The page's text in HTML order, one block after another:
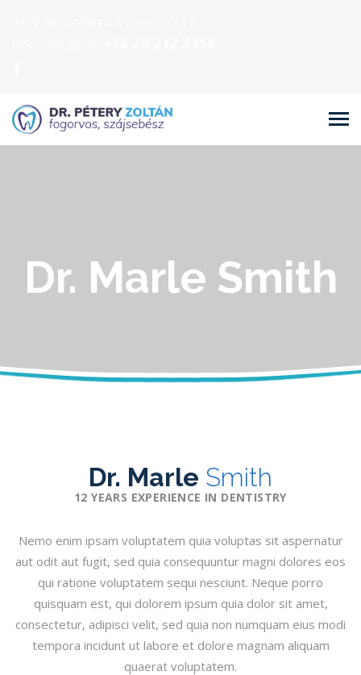
Dr. Marle Smith
Dr. Marle Smith
12 YEARS EXPERIENCE IN DENTISTRY
Nemo enim ipsam voluptatem quia voluptas sit aspernatur
aut odit aut fugit, sed quia consequuntur magni dolores eos
qui ratione voluptatem sequi nesciunt. Neque porro
quisquam est, qui dolorem ipsum quia dolor sit amet,
consectetur, adipisci velit, sed quia non numquam eius modi
tempora incidunt ut labore et dolore magnam aliquam
quaerat voluptatem.